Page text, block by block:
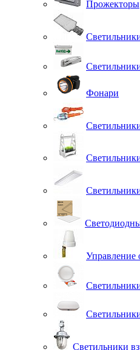
Прожекторы
Фонари
Управление
Светильники